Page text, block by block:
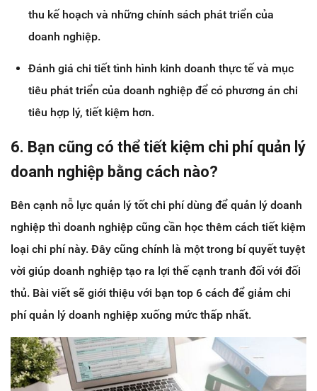
thu kế hoạch và những chính sách phát triển của
doanh nghiệp.
Đánh giá chi tiết tình hình kinh doanh thực tế và mục
tiêu phát triển của doanh nghiệp để có phương án chi
tiêu hợp lý, tiết kiệm hơn.
6. Bạn cũng có thể tiết kiệm chi phí quản lý
doanh nghiệp bằng cách nào?
Bên cạnh nỗ lực quản lý tốt chi phí dùng để quản lý doanh
nghiệp thì doanh nghiệp cũng cần học thêm cách tiết kiệm
loại chi phí này. Đây cũng chính là một trong bí quyết tuyệt
vời giúp doanh nghiệp tạo ra lợi thế cạnh tranh đối với đối
thủ. Bài viết sẽ giới thiệu với bạn top 6 cách để giảm chi
phí quản lý doanh nghiệp xuống mức thấp nhất.